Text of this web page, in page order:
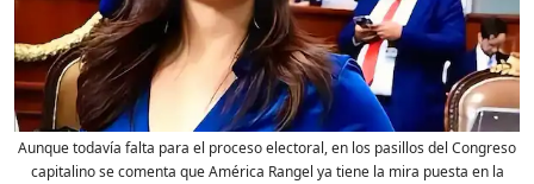
Aunque todavía falta para el proceso electoral, en los pasillos del Congreso
capitalino se comenta que América Rangel ya tiene la mira puesta en la